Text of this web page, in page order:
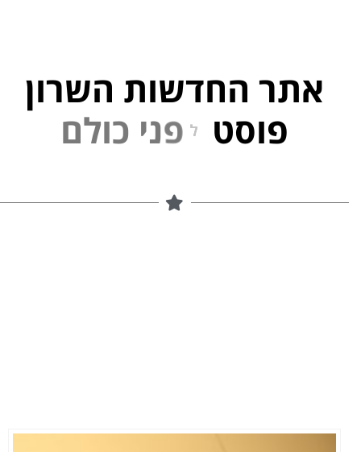
אתר החדשות השרון
פוסט